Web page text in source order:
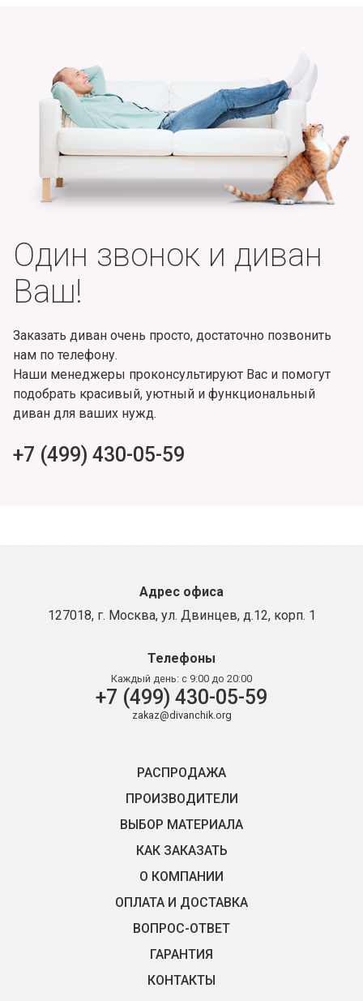
Один звонок и диван
Ваш!
Заказать диван очень просто, достаточно позвонить
нам по телефону.
Наши менеджеры проконсультируют Вас и помогут
подобрать красивый, уютный и функциональный
диван для ваших нужд.
+7 (499) 430-05-59
Адрес офиса
127018, г. Москва, ул. Двинцев, д.12, корп. 1
Телефоны
Каждый день: с 9:00 до 20:00
+7 (499) 430-05-59
zakaz@divanchik.org
РАСПРОДАЖА
ПРОИЗВОДИТЕЛИ
ВЫБОР МАТЕРИАЛА
КАК ЗАКАЗАТЬ
О КОМПАНИИ
ОПЛАТА И ДОСТАВКА
ВОПРОС-ОТВЕТ
ГАРАНТИЯ
КОНТАКТЫ